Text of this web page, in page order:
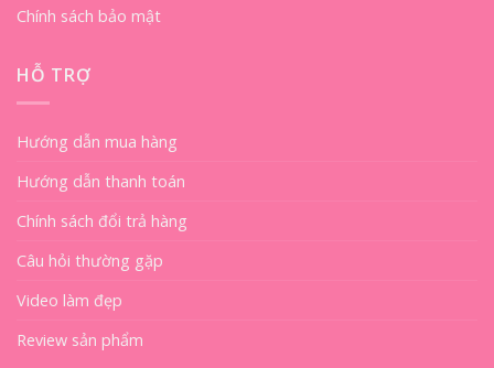
Chính sách bảo mật
HỖ TRỢ
Hướng dẫn mua hàng
Hướng dẫn thanh toán
Chính sách đổi trả hàng
Câu hỏi thường gặp
Video làm đẹp
Review sản phẩm